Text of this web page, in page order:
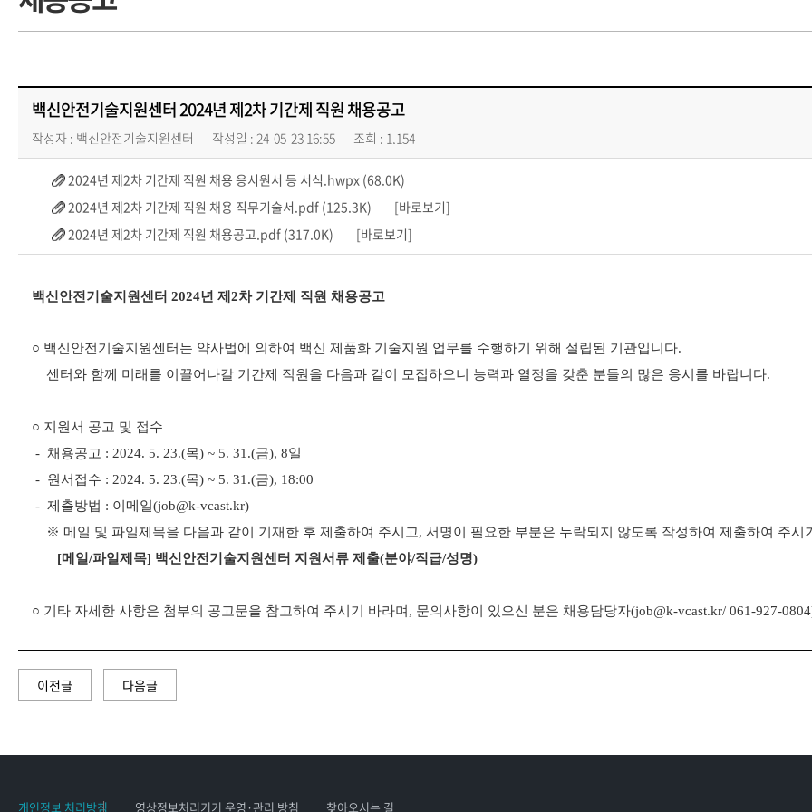
백신안전기술지원센터 2024년 제2차 기간제 직원 채용공고
작성자 : 백신안전기술지원센터 작성일 : 24-05-23 16:55 조회 : 1,154
2024년 제2차 기간제 직원 채용 응시원서 등 서식.hwpx (68.0K)
2024년 제2차 기간제 직원 채용 직무기술서.pdf (125.3K)
2024년 제2차 기간제 직원 채용 직무기술서.pdf
[바로보기]
2024년 제2차 기간제 직원 채용공고.pdf (317.0K)
2024년 제2차 기간제 직원 채용공고.pdf
[바로보기]
백신안전기술지원센터 2024년 제2차 기간제 직원 채용공고
○ 백신안전기술지원센터는 약사법에 의하여 백신 제품화 기술지원 업무를 수행하기 위해 설립된 기관입니다.
센터와 함께 미래를 이끌어나갈 기간제 직원을 다음과 같이 모집하오니 능력과 열정을 갖춘 분들의 많은 응시를 바랍니다.
○ 지원서 공고 및 접수
- 채용공고 : 2024. 5. 23.(목) ~ 5. 31.(금), 8일
- 원서접수 : 2024. 5. 23.(목) ~ 5. 31.(금), 18:00
- 제출방법 : 이메일(job@k-vcast.kr)
※ 메일 및 파일제목을 다음과 같이 기재한 후 제출하여 주시고, 서명이 필요한 부분은 누락되지 않도록 작성하여 제출하여 주시
[메일/파일제목] 백신안전기술지원센터 지원서류 제출(분야/직급/성명)
○ 기타 자세한 사항은 첨부의 공고문을 참고하여 주시기 바라며, 문의사항이 있으신 분은 채용담당자(job@k-vcast.kr/ 061-927-
이전글 다음글
개인정보 처리방침 영상정보처리기기 운영·관리 방침 찾아오시는 길